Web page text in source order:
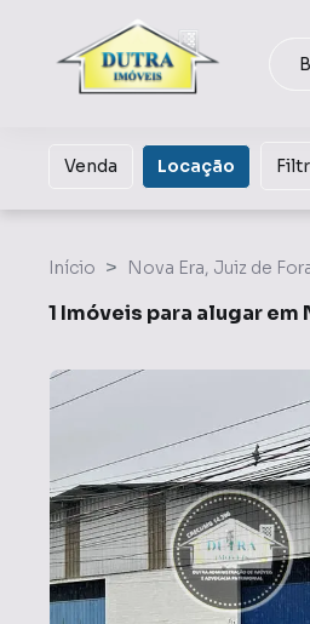
Venda Locação
Início Nova Era, Juiz de
1 Imóveis para alugar em